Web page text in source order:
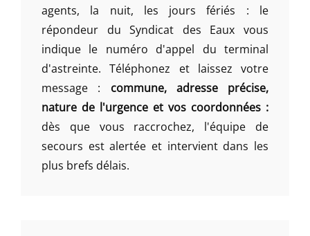
agents, la nuit, les jours fériés : le
répondeur du Syndicat des Eaux vous
indique le numéro d'appel du terminal
d'astreinte. Téléphonez et laissez votre
message : commune, adresse précise,
nature de l'urgence et vos coordonnées :
dès que vous raccrochez, l'équipe de
secours est alertée et intervient dans les
plus brefs délais.